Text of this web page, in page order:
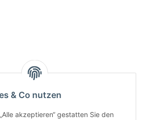
& Co nutzen
akzeptieren“ gestatten Sie den